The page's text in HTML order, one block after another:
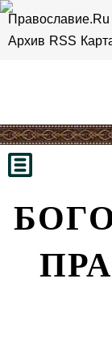
Православие.Ru
Архив RSS